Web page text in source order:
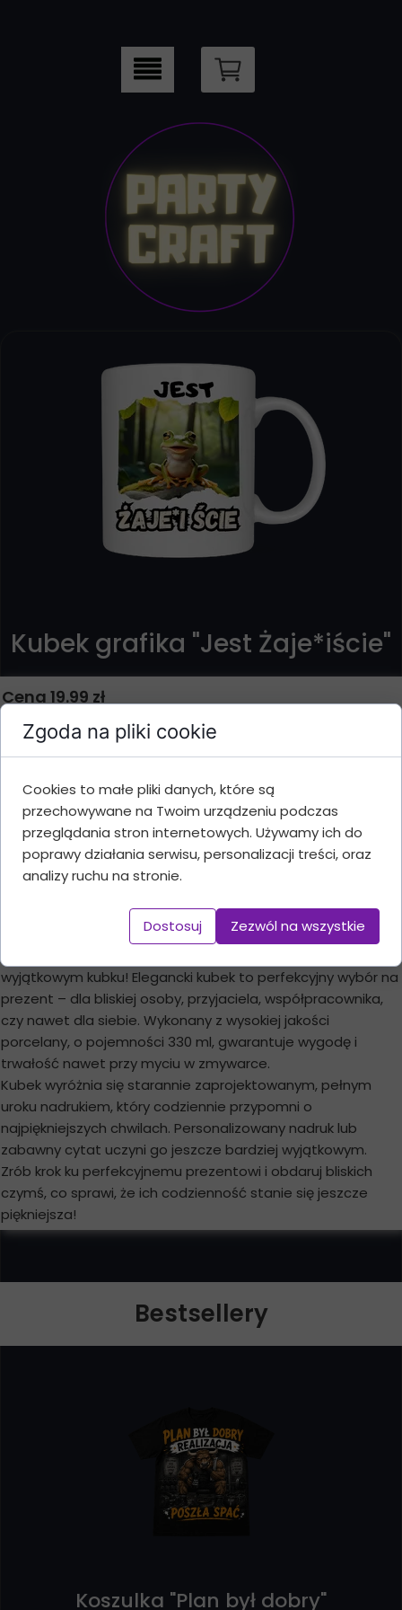
Koszulka "Plan był dobry"
Kubek grafika "Jest Żaje*iście"
Cena 19.99 zł
Kubek Jest Żaje*iście to idealny pomysł na prezent!
Dodaj do koszyka
wyjątkowym kubku! Elegancki kubek to perfekcyjny wybór na
prezent – dla bliskiej osoby, przyjaciela, współpracownika,
czy nawet dla siebie. Wykonany z wysokiej jakości
porcelany, o pojemności 330 ml, gwarantuje wygodę i
trwałość nawet przy myciu w zmywarce.
Kubek wyróżnia się starannie zaprojektowanym, pełnym
uroku nadrukiem, który codziennie przypomni o
najpiękniejszych chwilach. Personalizowany nadruk lub
zabawny cytat uczyni go jeszcze bardziej wyjątkowym.
Zrób krok ku perfekcyjnemu prezentowi i obdaruj bliskich
czymś, co sprawi, że ich codzienność stanie się jeszcze
piękniejsza!
Bestsellery
Zgoda na pliki cookie
Cookies to małe pliki danych, które są
przechowywane na Twoim urządzeniu podczas
przeglądania stron internetowych. Używamy ich do
poprawy działania serwisu, personalizacji treści, oraz
analizy ruchu na stronie.
Dostosuj Zezwól na wszystkie